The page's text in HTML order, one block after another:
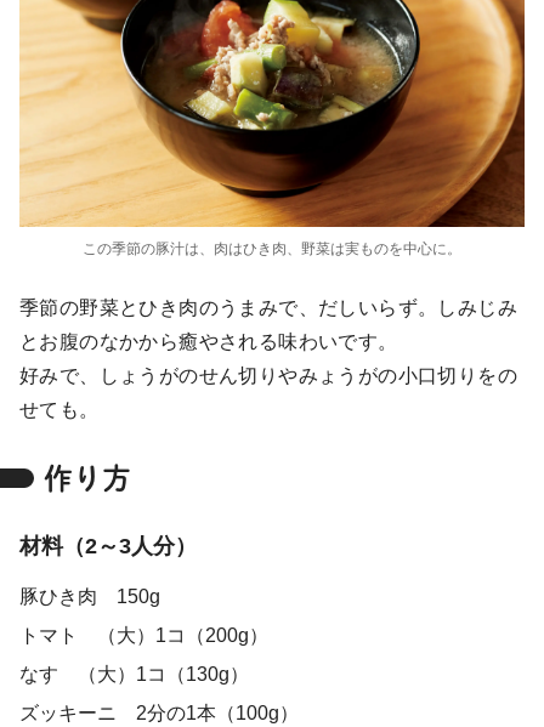
この季節の豚汁は、肉はひき肉、野菜は実ものを中心に。
季節の野菜とひき肉のうまみで、だしいらず。しみじみ
とお腹のなかから癒やされる味わいです。
好みで、しょうがのせん切りやみょうがの小口切りをの
せても。
作り方
材料（2～3人分）
豚ひき肉 150g
トマト （大）1コ（200g）
なす （大）1コ（130g）
ズッキーニ 2分の1本（100g）